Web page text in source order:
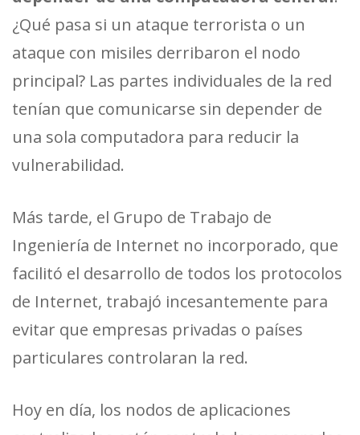
¿Qué pasa si un ataque terrorista o un
ataque con misiles derribaron el nodo
principal? Las partes individuales de la red
tenían que comunicarse sin depender de
una sola computadora para reducir la
vulnerabilidad.
Más tarde, el Grupo de Trabajo de
Ingeniería de Internet no incorporado, que
facilitó el desarrollo de todos los protocolos
de Internet, trabajó incesantemente para
evitar que empresas privadas o países
particulares controlaran la red.
Hoy en día, los nodos de aplicaciones